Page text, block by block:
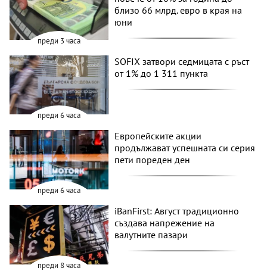
преди 3 часа
близо 66 млрд. евро в края на
юни
преди 6 часа
SOFIX затвори седмицата с ръст
от 1% до 1 311 пункта
преди 6 часа
Европейските акции
продължават успешната си серия
пети пореден ден
преди 8 часа
iBanFirst: Август традиционно
създава напрежение на
валутните пазари